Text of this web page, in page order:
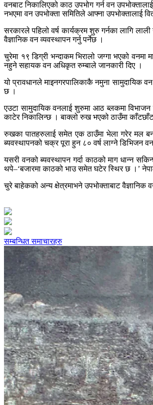
वनबाट निकालिएको काठ उपभोग गर्न वन
नभएमा वन उपभोक्ता समितिले आफ्ना उपभोक्तालाई
सरकारले पहिलो वर्ष कार्यक्रम शुरु गर्नका लागि
वैज्ञानिक वन व्यवस्थापन गर्नु पर्नेछ ।
चुरेमा १९ डिग्री भन्दाकम भिरालो जग्गा भएको
नहुने सहायक वन अधिकृत रुम्बाले जानकारी दिए ।
यो प्रावधानले माइनगरपालिकाकै नमुना सामुदायिक
छ ।
एउटा सामुदायिक वनलाई शुरुमा आठ ब्लकमा
काटेर निकालिन्छ । बाक्लो रुख भएको ठाउँमा
रुखका पातहरुलाई समेत एक ठाउँमा भेला गरेर मल
ब्यवस्थापनको चक्र पूरा हुन ८० वर्ष लाग्ने डिभिजन
यसरी वनको ब्यवस्थापन गर्दा काठको माग धान्न
थपे–‘बजारमा काठको भाउ समेत घटेर स्थिर छ ।’
चुरे बाहेकको अन्य क्षेत्रमाभने उपभोक्ताबाट
सम्बन्धित समाचारहरु